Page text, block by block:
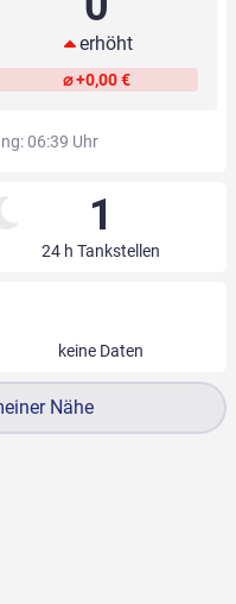
erhöht
⌀ +0,00 €
06:39 Uhr
1
24 h Tankstellen
keine Daten
Nähe